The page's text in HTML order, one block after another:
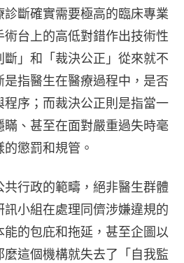
斷確實需要極高的臨床專業
台上的高低對錯作出技術性
」和「裁決公正」從來就不
指醫生在醫療過程中，是否
序；而裁決公正則是指當一
、甚至在面對嚴重過失時毫
懲罰和規管。
行政的範疇，絕非醫生群體
小組在處理同儕涉嫌違規的
的包庇和拖延，甚至企圖以
這個機構就失去了「自我監